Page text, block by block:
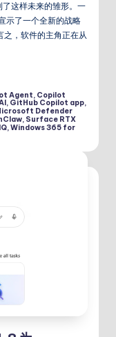
这样未来的雏形。一
示了一个全新的战略
，软件的主角正在从
Agent Copilot
, GitHub Copilot app,
Defender
, Surface RTX
,Windows 365 for